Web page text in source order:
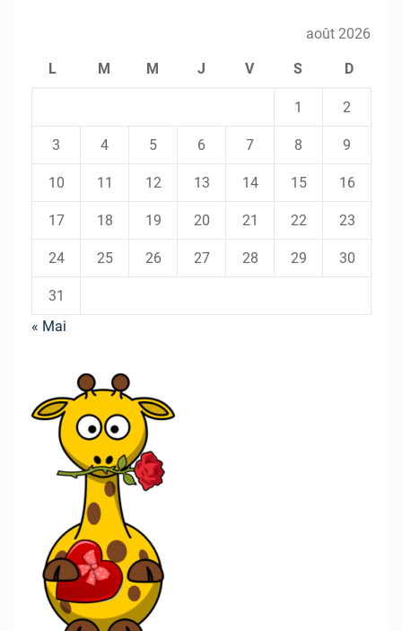
août 2026
L M M J V S D
1 2
3 4 5 6 7 8 9
10 11 12 13 14 15 16
17 18 19 20 21 22 23
24 25 26 27 28 29 30
31
« Mai